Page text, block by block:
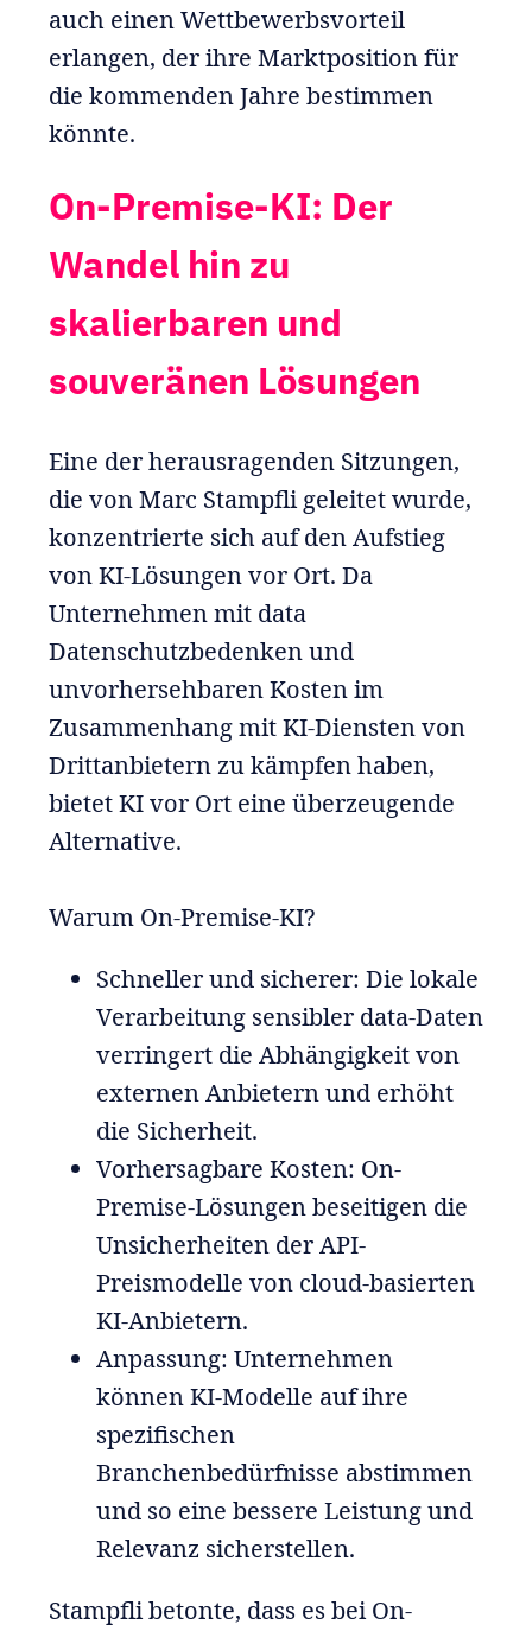
auch einen Wettbewerbsvorteil
erlangen, der ihre Marktposition für
die kommenden Jahre bestimmen
könnte.
On-Premise-KI: Der
Wandel hin zu
skalierbaren und
souveränen Lösungen
Eine der herausragenden Sitzungen,
die von Marc Stampfli geleitet wurde,
konzentrierte sich auf den Aufstieg
von KI-Lösungen vor Ort. Da
Unternehmen mit data
Datenschutzbedenken und
unvorhersehbaren Kosten im
Zusammenhang mit KI-Diensten von
Drittanbietern zu kämpfen haben,
bietet KI vor Ort eine überzeugende
Alternative.
Warum On-Premise-KI?
Schneller und sicherer: Die lokale
Verarbeitung sensibler data-Daten
verringert die Abhängigkeit von
externen Anbietern und erhöht
die Sicherheit.
Vorhersagbare Kosten: On-
Premise-Lösungen beseitigen die
Unsicherheiten der API-
Preismodelle von cloud-basierten
KI-Anbietern.
Anpassung: Unternehmen
können KI-Modelle auf ihre
spezifischen
Branchenbedürfnisse abstimmen
und so eine bessere Leistung und
Relevanz sicherstellen.
Stampfli betonte, dass es bei On-